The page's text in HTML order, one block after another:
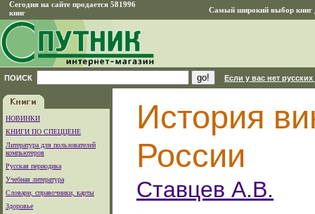
Сегодня на сайте продается 581996
книг
Самый широкий выбор книг
ПОИСК Если у вас нет
НОВИНКИ
КНИГИ ПО СПЕЦЦЕНЕ
Литература для пользователей
компьютеров
Русская периодика
Учебная литература
Словари, справочники, карты
Здоровье
История
России
Ставцев А.В.